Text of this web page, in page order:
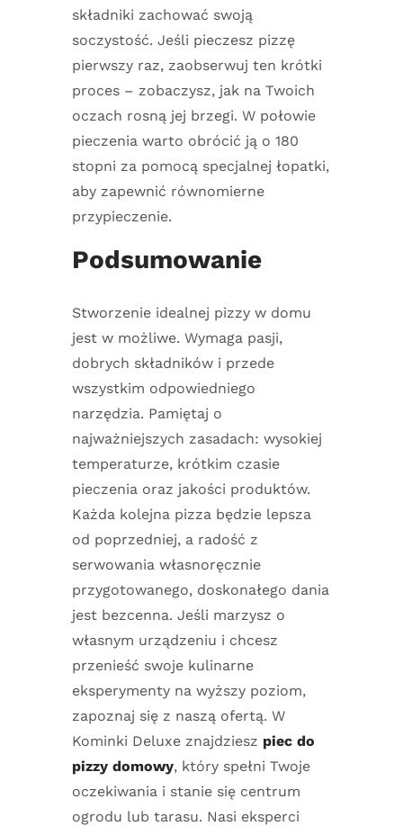
składniki zachować swoją
soczystość. Jeśli pieczesz pizzę
pierwszy raz, zaobserwuj ten krótki
proces – zobaczysz, jak na Twoich
oczach rosną jej brzegi. W połowie
pieczenia warto obrócić ją o 180
stopni za pomocą specjalnej łopatki,
aby zapewnić równomierne
przypieczenie.
Podsumowanie
Stworzenie idealnej pizzy w domu
jest w możliwe. Wymaga pasji,
dobrych składników i przede
wszystkim odpowiedniego
narzędzia. Pamiętaj o
najważniejszych zasadach: wysokiej
temperaturze, krótkim czasie
pieczenia oraz jakości produktów.
Każda kolejna pizza będzie lepsza
od poprzedniej, a radość z
serwowania własnoręcznie
przygotowanego, doskonałego dania
jest bezcenna. Jeśli marzysz o
własnym urządzeniu i chcesz
przenieść swoje kulinarne
eksperymenty na wyższy poziom,
zapoznaj się z naszą ofertą. W
Kominki Deluxe znajdziesz piec do
pizzy domowy, który spełni Twoje
oczekiwania i stanie się centrum
ogrodu lub tarasu. Nasi eksperci